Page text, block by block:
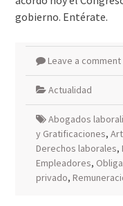
gobierno. Entérate.
Leave a comment
Actualidad
Abogados
y Gratificaciones,
Derechos laborales,
Empleadores,
privado,